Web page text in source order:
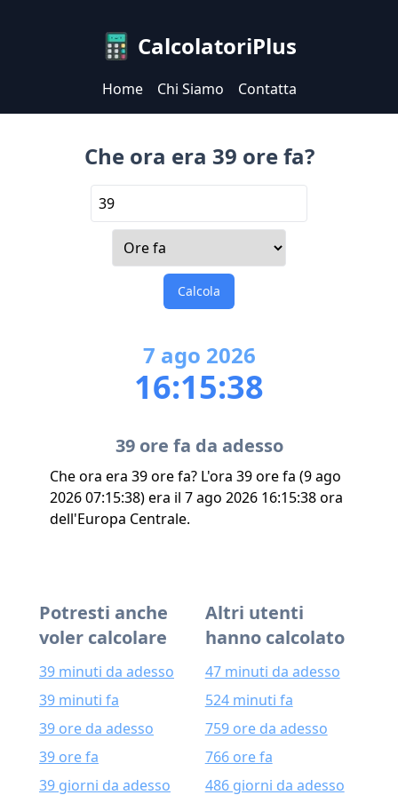
CalcolatoriPlus
Home Chi Siamo Contatta
Che ora era 39 ore fa?
Calcola
7 ago 2026
16:15:38
39 ore fa da adesso
Che ora era 39 ore fa? L'ora 39 ore fa (9 ago
2026 07:15:38) era il 7 ago 2026 16:15:38 ora
dell'Europa Centrale.
Potresti anche
voler calcolare
39 minuti da adesso
39 minuti fa
39 ore da adesso
39 ore fa
39 giorni da adesso
Altri utenti
hanno calcolato
47 minuti da adesso
524 minuti fa
759 ore da adesso
766 ore fa
486 giorni da adesso